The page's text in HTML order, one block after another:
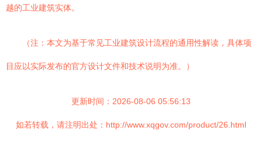
越的工业建筑实体。
（注：本文为基于常见工业建筑设计流程的通用性解读，具体项
目应以实际发布的官方设计文件和技术说明为准。）
更新时间：2026-08-06 05:56:13
如若转载，请注明出处：http://www.xqgov.com/product/26.html